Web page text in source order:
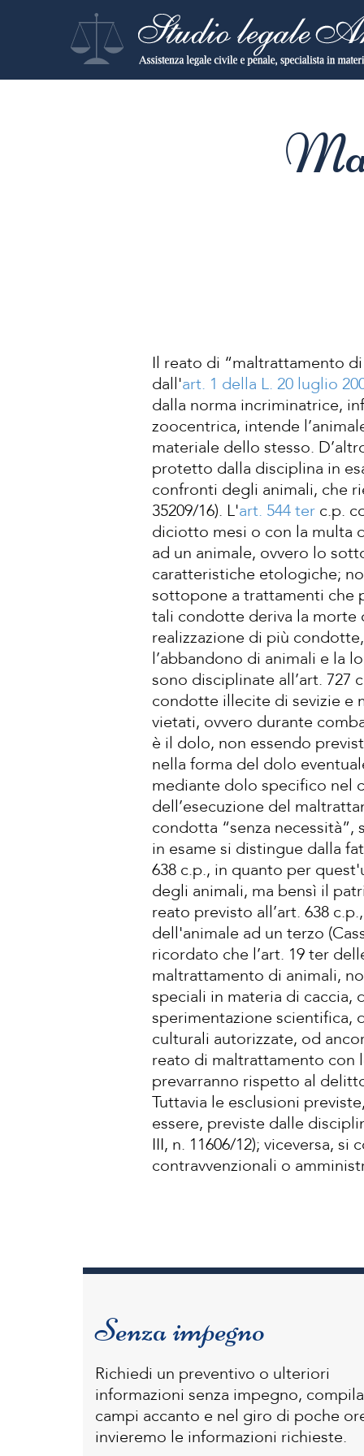
Il reato di “maltrattamento
dall'art. 1 della L. 20 luglio
dalla norma incriminatrice,
zoocentrica, intende
materiale dello stesso.
protetto dalla disciplina in
confronti degli animali, che
35209/16). L'art. 544ter c.p.
diciotto mesi o con la multa
ad un animale, ovvero lo
caratteristiche etologiche;
sottopone a trattamenti che
tali condotte deriva la morte
realizzazione di più
l’abbandono di animali e la
sono disciplinate all’art. 727
condotte illecite di sevizie e
vietati, ovvero durante
è il dolo, non essendo
nella forma del dolo
mediante dolo specifico nel
dell’esecuzione del
condotta “senza necessità”,
in esame si distingue dalla
638 c.p., in quanto per
degli animali, ma bensì il
reato previsto all’art. 638
dell'animale ad un terzo
ricordato che l’art. 19 ter
maltrattamento di animali,
speciali in materia di caccia,
sperimentazione scientifica,
culturali autorizzate, od
reato di maltrattamento con
prevarranno rispetto al
Tuttavia le esclusioni
essere, previste dalle
III, n. 11606/12); viceversa,
contravvenzionali o
Senza impegno
Richiedi un preventivo o ulteriori
informazioni senza impegno,
campi accanto e nel giro di poche
invieremo le informazioni richieste.